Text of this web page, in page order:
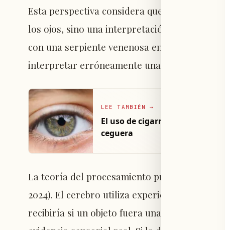
Esta perspectiva considera que la
los ojos, sino una interpretación activa. Por
con una serpiente venenosa en el desierto,
interpretar erróneamente una rama caída
LEE TAMBIÉN →
El uso de cigarrillos
ceguera
La teoría del procesamiento predictivo
2024). El cerebro utiliza experiencias
recibiría si un objeto fuera una serpiente y